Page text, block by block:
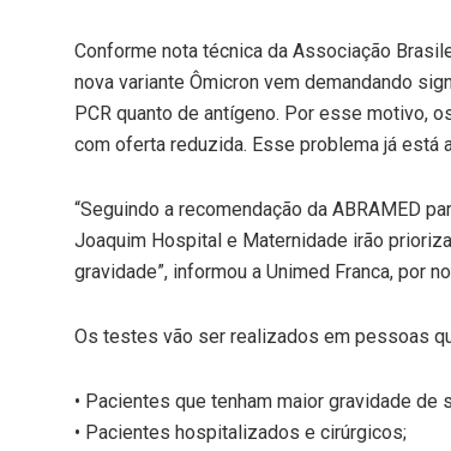
Conforme nota técnica da Associação
nova variante Ômicron vem demandando
PCR quanto de antígeno. Por esse motivo,
com oferta reduzida. Esse problema já
“Seguindo a recomendação da ABRAMED
Joaquim Hospital e Maternidade irão
gravidade”, informou a Unimed Franca, por
Os testes vão ser realizados em pessoas
• Pacientes que tenham maior gravidade de
• Pacientes hospitalizados e cirúrgicos;